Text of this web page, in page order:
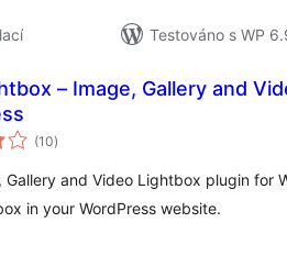
Testováno s WP
– Image, Gallery and
(10celkové
hodnocení
)
and Video Lightbox plugin for
in your WordPress website.